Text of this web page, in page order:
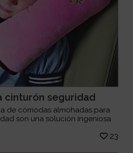
cinturón seguridad
de cómodas almohadas para
son una solución ingeniosa
23